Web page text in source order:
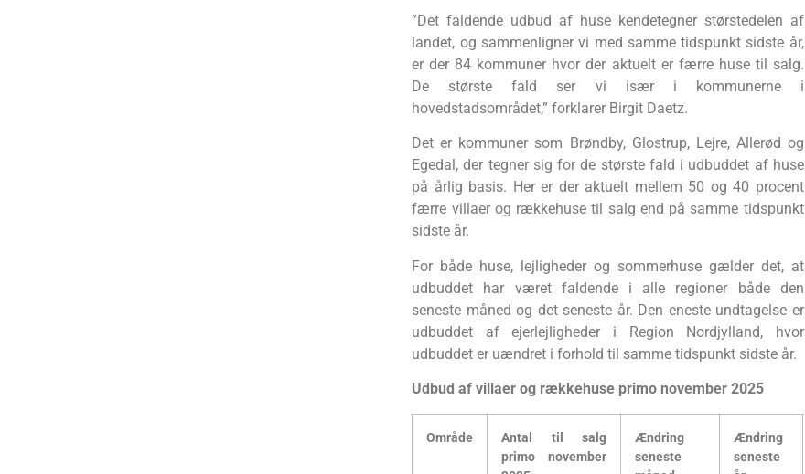
”Det faldende udbud af huse kendetegner størstedelen af
landet, og sammenligner vi med samme tidspunkt sidste år,
er der 84 kommuner hvor der aktuelt er færre huse til salg.
De største fald ser vi især i kommunerne i
hovedstadsområdet,” forklarer Birgit Daetz.
Det er kommuner som Brøndby, Glostrup, Lejre, Allerød og
Egedal, der tegner sig for de største fald i udbuddet af huse
på årlig basis. Her er der aktuelt mellem 50 og 40 procent
færre villaer og rækkehuse til salg end på samme tidspunkt
sidste år.
For både huse, lejligheder og sommerhuse gælder det, at
udbuddet har været faldende i alle regioner både den
seneste måned og det seneste år. Den eneste undtagelse er
udbuddet af ejerlejligheder i Region Nordjylland, hvor
udbuddet er uændret i forhold til samme tidspunkt sidste år.
Udbud af villaer og rækkehuse primo november 2025
Område
Antal til salg
primo november
Ændring
seneste
Ændring
seneste